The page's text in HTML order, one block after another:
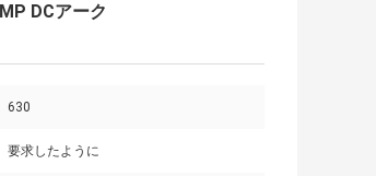
DCアーク
630
要求したように